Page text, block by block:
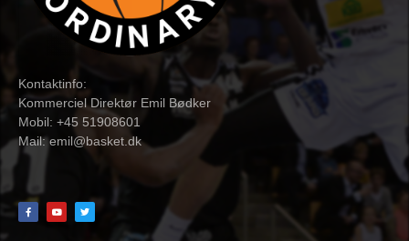
Kontaktinfo:
Kommerciel Direktør Emil Bødker
Mobil: +45 51908601
Mail:emil@basket.dk